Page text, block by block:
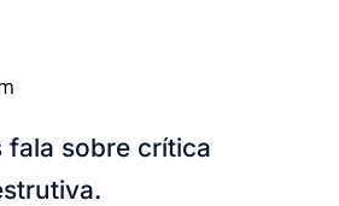
fala sobre crítica